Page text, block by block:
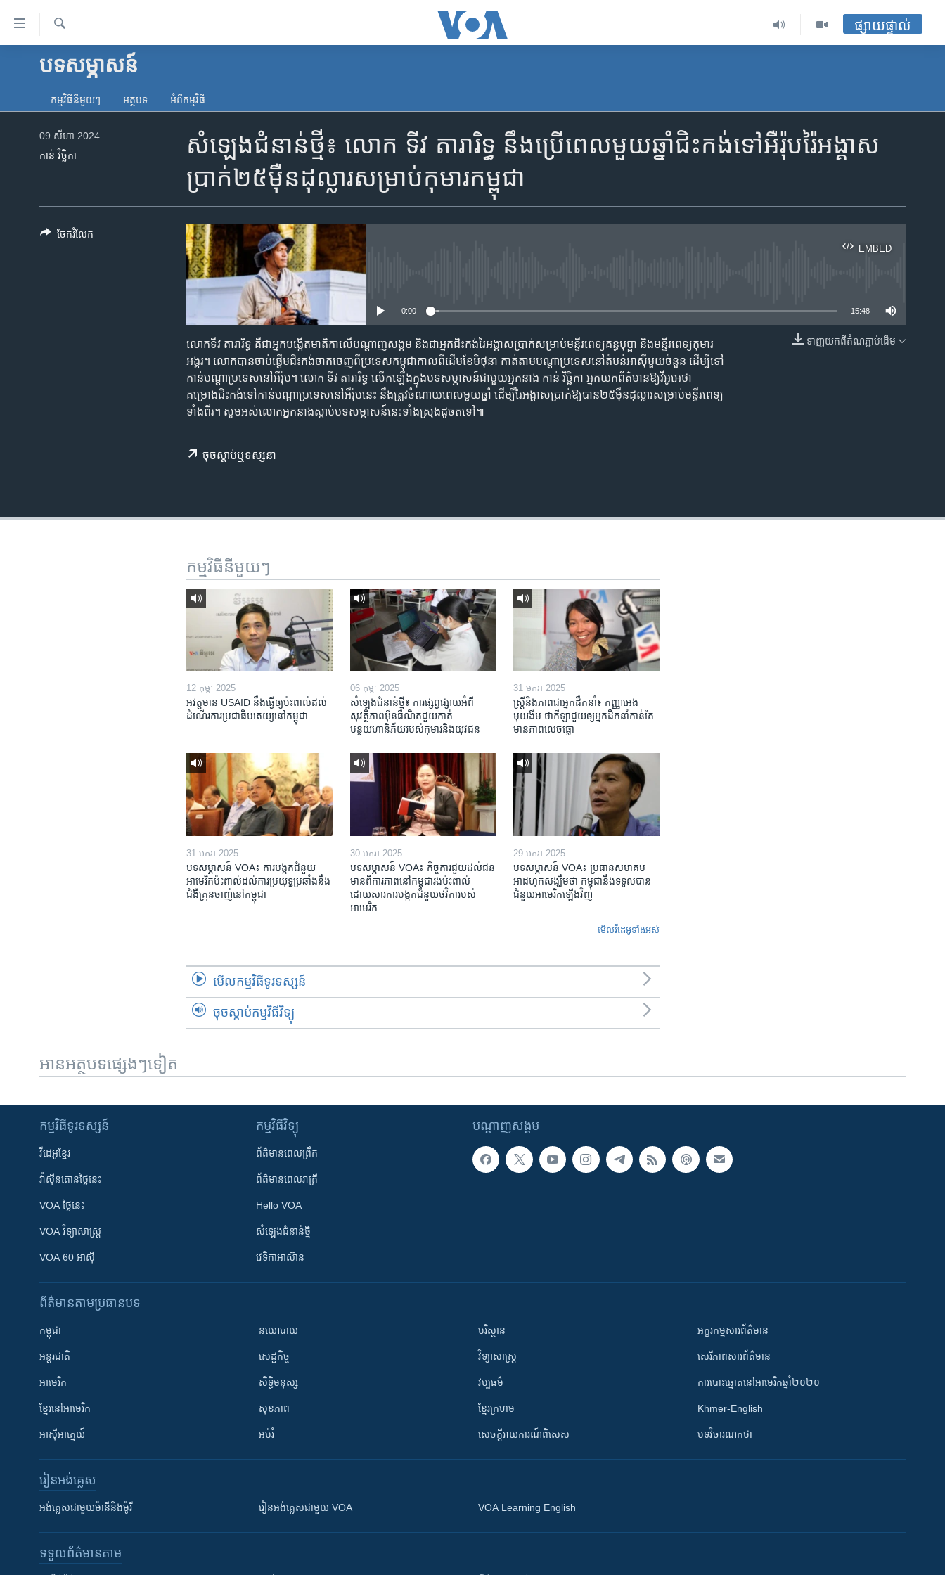
ទៅ​
គេហទំព័រ​
ទាក់ទង
និង​អាមេរិក
ទូរទស្សន៍ / វីដេអូ​
រក
ផ្សាយផ្ទាល់
បទ​សម្ភាសន៍
កម្មវិធី​នីមួយៗ អត្ថបទ​ អំពី​កម្មវិធី​
សំឡេង​ជំនាន់​ថ្មី៖ លោក ទីវ តារារិទ្ធ នឹង​ប្រើ​ពេល​មួយឆ្នាំ​ជិះកង់ទៅអឺរ៉ុប​រ៉ៃអង្គាស
ប្រាក់​២៥ម៉ឺន​ដុល្លារ​​សម្រាប់កុមារកម្ពុជា
09 សីហា 2024
កាន់ វិច្ឆិកា
EMBED
EMBED
0:00 15:48
ទាញ​យក​ពី​តំណភ្ជាប់​ដើម
លោក​ទីវ តារារិទ្ធ គឺជា​អ្នក​បង្កើត​មាតិកា​លើ​បណ្តាញ​សង្គម និង​ជាអ្នកជិះកង់​រៃអង្គាសប្រាក់​សម្រាប់​មន្ទីរពេទ្យ​គន្ធបុប្ផា និង​មន្ទីរពេទ្យ​​កុមារ
អង្គរ​​។ លោក​បាន​ចាប់​ផ្តើម​ជិះកង់​ចាកចេញ​ពី​ប្រទេស​​កម្ពុជា​កាល​ពី​ដើម​ខែមិថុនា កាត់​តាម​បណ្តា​ប្រទេស​នៅ​តំបន់​អាស៊ី​មួយចំនួន ដើម្បី​ទៅ​
កាន់​បណ្តា​ប្រទេស​នៅអឺរ៉ុប។ លោក ទីវ តារារិទ្ធ លើក​​ឡើង​​​ក្នុង​បទ​សម្ភាសន៍​​​ជាមួយ​អ្នកនាង កាន់ វិច្ឆិកា អ្នកយកព័ត៌មាន​ឱ្យ​វីអូអេថា
គម្រោង​ជិះកង់​ទៅកាន់​បណ្តា​ប្រទេស​​នៅ​អឺរ៉ុបនេះ នឹង​ត្រូវ​ចំណាយ​ពេល​មួយឆ្នាំ ដើម្បី​រៃអង្គាស​ប្រាក់​ឱ្យបាន​២៥​ម៉ឺន​ដុល្លារ​សម្រាប់​មន្ទីរពេទ្យ​
ទាំង​ពីរ​។ ​សូមអស់​លោក​អ្នក​នាង​ស្តាប់​បទសម្ភាសន៍​នេះ​ទាំង​ស្រុង​​ដូចតទៅ៕
ចុច​​ស្តាប់​ឬ​ទស្សនា
ចែករំលែក
កម្មវិធី​នីមួយៗ
12 កុម្ភៈ 2025
អវត្តមាន USAID នឹងធ្វើឲ្យប៉ះពាល់ដល់
ដំណើរការប្រជាធិបតេយ្យនៅកម្ពុជា
06 កុម្ភៈ 2025
សំឡេងជំនាន់ថ្មី៖ ការផ្សព្វផ្សាយអំពី
សុវត្ថិភាពអ៊ីនធឺណិតជួយកាត់
បន្ថយហានិភ័យរបស់កុមារនិងយុវជន
31 មករា 2025
ស្រ្តី​និង​ភាព​ជា​អ្នក​ដឹកនាំ៖ កញ្ញា​អេង
មុយងីម ថា​កីឡា​ជួយឲ្យ​អ្នកដឹកនាំ​កាន់តែ​
មាន​ភាព​លេចធ្លោ
31 មករា 2025
បទសម្ភាសន៍ VOA៖ ការបង្កក​ជំនួយ​
អាមេរិក​ប៉ះពាល់ដល់​ការប្រយុទ្ធ​ប្រឆាំង​នឹង​
ជំងឺ​គ្រុនចាញ់​នៅ​កម្ពុជា
30 មករា 2025
បទសម្ភាសន៍ VOA៖ កិច្ចការ​ជួយ​ដល់​ជន​
មាន​ពិការភាព​នៅកម្ពុជា​រង​ប៉ះពាល់​
ដោយសារ​ការ​បង្កក​ជំនួយ​ថវិកា​របស់​
អាមេរិក
29 មករា 2025
បទសម្ភាសន៍ VOA៖ ប្រធាន​សមាគម​
អាដហុក​សង្ឃឹម​ថា កម្ពុជា​នឹង​ទទួល​បាន​
ជំនួយ​អាមេរិក​ឡើងវិញ
មើល​វីដេអូ​ទាំង​អស់
មើល​កម្មវិធី​ទូរទស្សន៍
ចុចស្តាប់កម្មវិធីវិទ្យុ
អានអត្ថបទផ្សេងៗទៀត
បណ្តាញ​សង្គម
កម្មវិធី​ទូរទស្សន៍
វីដេអូ​ខ្មែរ
វ៉ាស៊ីនតោន​ថ្ងៃ​នេះ
VOA ថ្ងៃនេះ
VOA ​វិទ្យាសាស្ត្រ
VOA 60 អាស៊ី
កម្មវិធី​វិទ្យុ
ព័ត៌មាន​ពេល​ព្រឹក
ព័ត៌មាន​​ពេល​រាត្រី
Hello VOA
សំឡេង​ជំនាន់​ថ្មី
វេទិកា​អាស៊ាន
ព័ត៌មាន​តាមប្រធានបទ​
កម្ពុជា
អន្តរជាតិ
អាមេរិក
ខ្មែរ​នៅអាមេរិក
អាស៊ីអាគ្នេយ៍
នយោបាយ
សេដ្ឋកិច្ច
សិទ្ធិមនុស្ស
សុខភាព
អប់រំ
បរិស្ថាន
វិទ្យាសាស្រ្ត
វប្បធម៌
ខ្មែរក្រហម
សេចក្តីរាយការណ៍ពិសេស
អក្ខរកម្មសារព័ត៌មាន
សេរីភាពសារព័ត៌មាន
ការបោះឆ្នោតនៅអាមេរិកឆ្នាំ២០២០
Khmer-English
បទវិចារណកថា
រៀន​​អង់គ្លេស
អង់គ្លេស​ជាមួយ​ម៉ានី​និង​ម៉ូរី រៀន​​​​​​អង់គ្លេស​​ជាមួយ VOA VOA Learning English
ទទួល​ព័ត៌មាន​តាម